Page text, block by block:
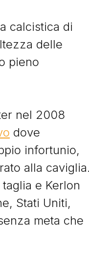
calcistica di
delle
pieno
nel 2008
dove
infortunio,
alla caviglia.
e Kerlon
Stati Uniti,
meta che